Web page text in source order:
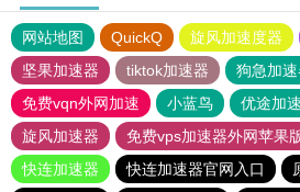
网站地图 QuickQ 旋风加速度器
坚果加速器
tiktok加速器
狗急加
免费vqn外网加速
小蓝鸟 优途加
旋风加速器
免费vps加速器外网苹果
快连加速器
快连加速器官网入口